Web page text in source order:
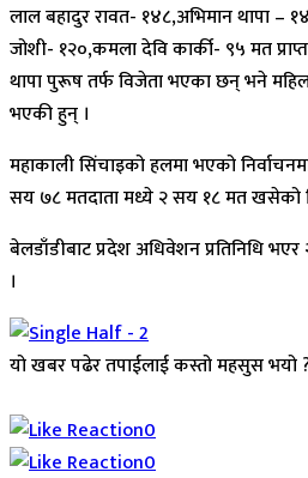
लाल बहादुर रावत- १४८,अभिमान थापा –
जोशी- १२०,कमला देवि कार्की- ९५ मत
थापा पुरूष तर्फ विजेता भएका छन् भने
भएकी हुन् ।
महाकाली सिंचाइको हलमा भएको
सय ७८ मतदाता मध्ये २ सय १८ मत खसेको
बेलडाँडीबाट प्रदेश अधिवेशन प्रतिनिधि
।
यो खबर पढेर तपाईलाई कस्तो महसुस भयो
0
0